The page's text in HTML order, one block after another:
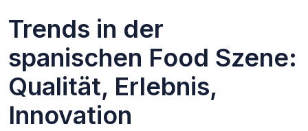
Trends in der
spanischen Food Szene:
Qualität, Erlebnis,
Innovation